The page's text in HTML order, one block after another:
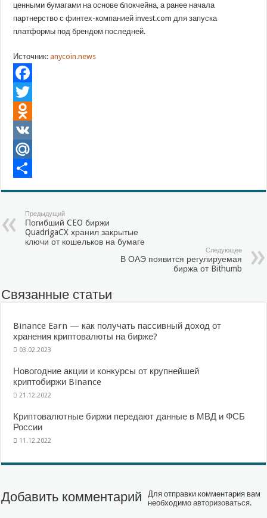
ценными бумагами на основе блокчейна, а ранее начала
партнерство с финтех-компанией invest.com для запуска
платформы под брендом последней.
Источник: anycoin.news
Facebook
Twitter
Odnoklassniki
VK
Mail.Ru
Предыдущий
Погибший CEO биржи
QuadrigaCX хранил закрытые
ключи от кошельков на бумаге
Следующее
В ОАЭ появится регулируемая
биржа от Bithumb
Связанные статьи
Binance Earn — как получать пассивный доход от
хранения криптовалюты на бирже?
03.02.2023
Новогодние акции и конкурсы от крупнейшей
криптобиржи Binance
21.12.2022
Криптовалютные биржи передают данные в МВД и ФСБ
России
11.12.2022
Добавить комментарий
Для отправки комментария вам
необходимоавторизоваться.